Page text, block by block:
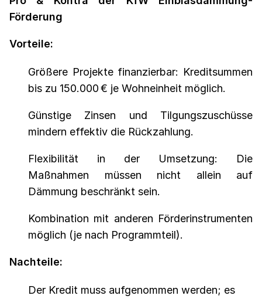
Förderung
Vorteile:
Größere Projekte finanzierbar: Kreditsummen
bis zu 150.000 € je Wohneinheit möglich.
Günstige Zinsen und Tilgungszuschüsse
mindern effektiv die Rückzahlung.
Flexibilität in der Umsetzung: Die
Maßnahmen müssen nicht allein auf
Dämmung beschränkt sein.
Kombination mit anderen Förderinstrumenten
möglich (je nach Programmteil).
Nachteile:
Der Kredit muss aufgenommen werden; es